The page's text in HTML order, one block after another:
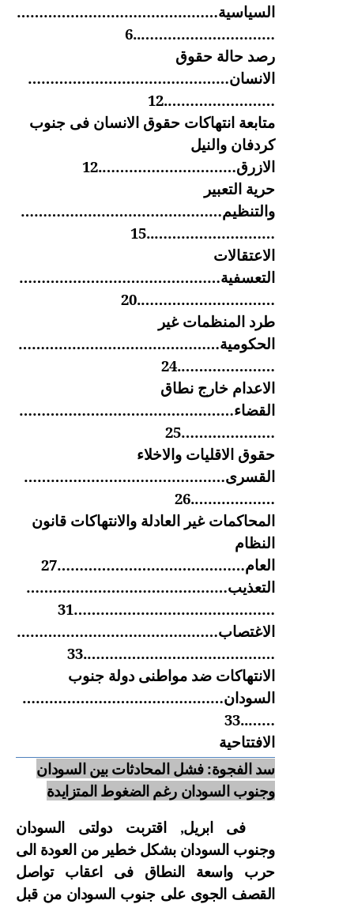
السياسية………………………………………
…………………………..6
رصد حالة حقوق
الانسان………………………………………
…………………….12
متابعة انتهاكات حقوق الانسان فى جنوب
كردفان والنيل
الازرق………………………….12
حرية التعبير
والتنظيم………………………………………
………………………..15
الاعتقالات
التعسفية………………………………………
………………………….20
طرد المنظمات غير
الحكومية………………………………………
………………….24
الاعدام خارج نطاق
القضاء…………………………………………
…………………25
حقوق الاقليات والاخلاء
القسرى………………………………………
……………….26
المحاكمات غير العادلة والانتهاكات قانون
النظام
العام……………………………………27
التعذيب………………………………………
………………………………………31
الاغتصاب………………………………………
…………………………………….33
الانتهاكات ضد مواطنى دولة جنوب
السودان………………………………………
……..33
الافتتاحية
سد الفجوة: فشل المحادثات بين السودان
وجنوب السودان رغم الضغوط المتزايدة
فى ابريل, اقتربت دولتى السودان
وجنوب السودان بشكل خطير من العودة الى
حرب واسعة النطاق فى اعقاب تواصل
القصف الجوى على جنوب السودان من قبل